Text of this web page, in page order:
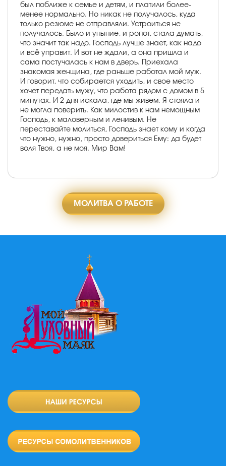
был поближе к семье и детям, и платили более-
менее нормально. Но никак не получалось, куда
только резюме не отправляли. Устроиться не
получалось. Было и уныние, и ропот, стала думать,
что значит так надо. Господь лучше знает, как надо
и всё управит. И вот не ждали, а она пришла и
сама постучалась к нам в дверь. Приехала
знакомая женщина, где раньше работал мой муж.
И говорит, что собирается уходить, и свое место
хочет передать мужу, что работа рядом с домом в 5
минутах. И 2 дня искала, где мы живем. Я стояла и
не могла поверить. Как милостив к нам немощным
Господь, к маловерным и ленивым. Не
переставайте молиться, Господь знает кому и когда
что нужно, нужно, просто довериться Ему: да будет
воля Твоя, а не моя. Мир Вам!
МОЛИТВА О РАБОТЕ